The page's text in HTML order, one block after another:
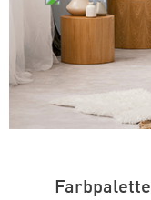
Farbpalette